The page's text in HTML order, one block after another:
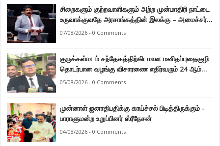
சிறைகளும் குற்றவாளிகளும் அற்ற முன்மாதிரி நாட்டை
உருவாக்குவதே அரசாங்கத்தின் இலக்கு – அமைச்சர்
இராமலிங்கம் சந்திரசேகர்
07/08/2026 - 0 Comments
குருக்கள்மடம் சந்தேகத்திற்கிடமான மனிதப்புதைகுழி
தொடர்பான வழங்கு விசாரணை எதிர்வரும் 24 ஆம்
திகதிக்கு தவணையிடப்பட்டுள்ளது.
05/08/2026 - 0 Comments
முன்னாள் ஜனாதிபதிக்கு காய்ச்சல் பிடித்திருக்கும் -
பாராளுமன்ற உறுப்பினர் ஸ்ரீநேசன்
04/08/2026 - 0 Comments